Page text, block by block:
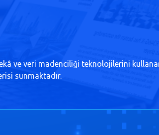
ve veri madenciliği teknolojilerini
sunmaktadır.